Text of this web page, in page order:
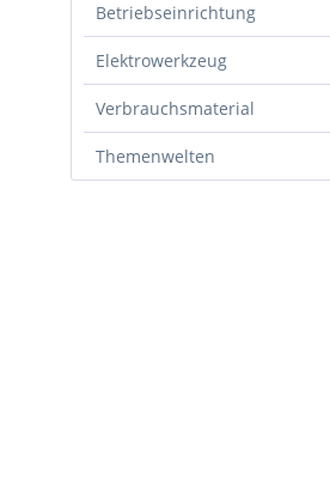
Betriebseinrichtung
Elektrowerkzeug
Verbrauchsmaterial
Themenwelten